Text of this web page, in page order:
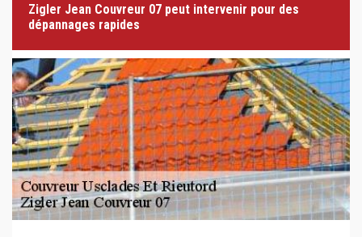
Zigler Jean Couvreur 07 peut intervenir pour des
dépannages rapides